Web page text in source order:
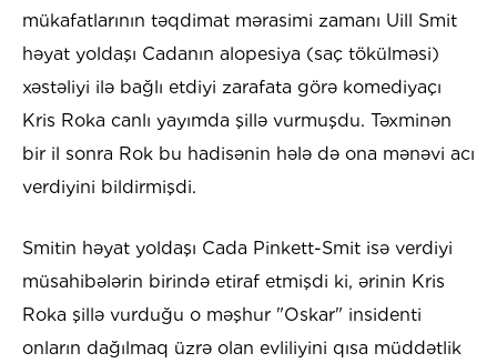
mükafatlarının təqdimat mərasimi zamanı Uill Smit
həyat yoldaşı Cadanın alopesiya (saç tökülməsi)
xəstəliyi ilə bağlı etdiyi zarafata görə komediyaçı
Kris Roka canlı yayımda şillə vurmuşdu. Təxminən
bir il sonra Rok bu hadisənin hələ də ona mənəvi acı
verdiyini bildirmişdi.
Smitin həyat yoldaşı Cada Pinkett-Smit isə verdiyi
müsahibələrin birində etiraf etmişdi ki, ərinin Kris
Roka şillə vurduğu o məşhur "Oskar" insidenti
onların dağılmaq üzrə olan evliliyini qısa müddətlik